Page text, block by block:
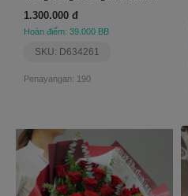
1.300.000 đ
Hoàn điểm: 39.000 BB
SKU: D634261
Penayangan: 190